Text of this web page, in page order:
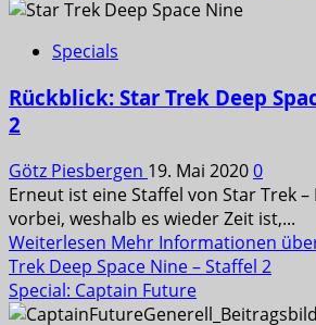
Specials
Rückblick: Star Trek Deep
2
Götz Piesbergen 19. Mai 20200
Erneut ist eine Staffel von Star Trek –
vorbei, weshalb es wieder Zeit ist,...
Weiterlesen Mehr Informationen
Trek Deep Space Nine – Staffel 2
Special: Captain Future